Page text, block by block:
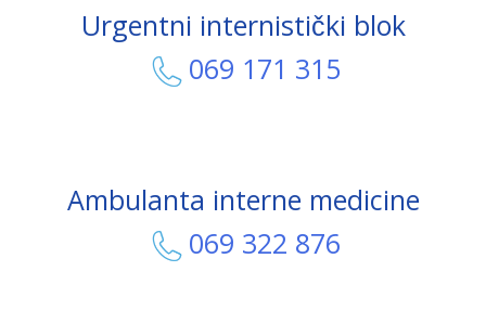
Urgentni internistički blok
069 171 315
Ambulanta interne medicine
069 322 876